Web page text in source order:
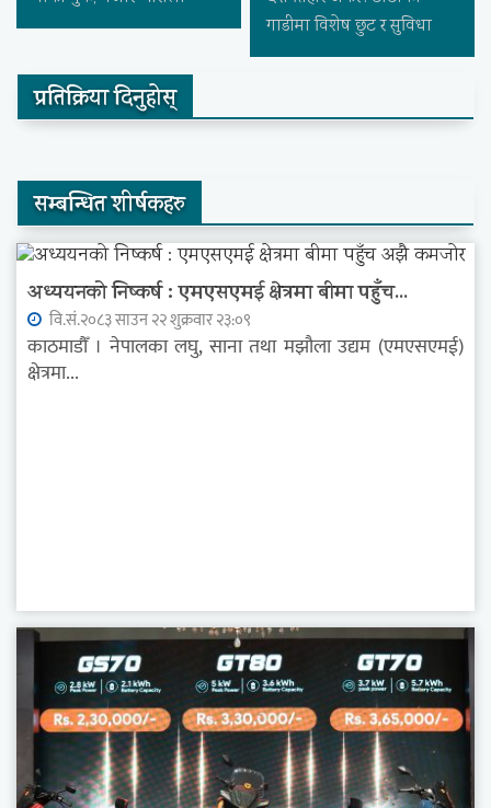
गाडीमा विशेष छुट र सुविधा
प्रतिक्रिया दिनुहोस्
सम्बन्धित शीर्षकहरु
अध्ययनको निष्कर्ष : एमएसएमई क्षेत्रमा बीमा पहुँच...
वि.सं.२०८३ साउन २२ शुक्रवार २३:०९
काठमाडौँ । नेपालका लघु, साना तथा मझौला उद्यम (एमएसएमई)
क्षेत्रमा...